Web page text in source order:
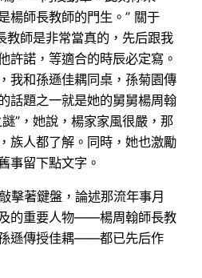
楊師長教師的門生。” 關于
教師是非常當真的，先后跟我
許諾，等適合的時辰必定寫。
我和孫遜佳耦同桌，孫菊園傳
話題之一就是她的舅舅楊周翰
”，她說，楊家家風很嚴，那
族人都了解。同時，她也激勵
事留下點文字。
擊著鍵盤，論述那流年事月
的重要人物——楊周翰師長教
遜傳授佳耦——都已先后作